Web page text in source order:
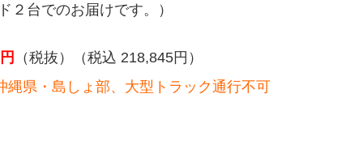
２台でのお届けです。）
円
（税抜）（税込 218,845円）
県・島しょ部、大型トラック通行不可